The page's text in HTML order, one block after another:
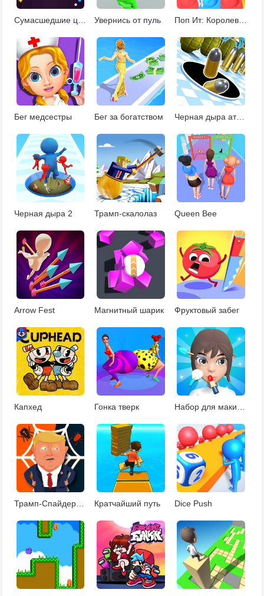
Сумасшедшие цветные шарики Увернись от пуль Поп Ит: Королевская битва
Бег медсестры Бег за богатством Черная дыра атака
Черная дыра 2 Трамп-скалолаз Queen Bee
Arrow Fest Магнитный шарик Фруктовый забег
Капхед Гонка тверк
Трамп-Спайдермен Кратчайший путь Dice Push